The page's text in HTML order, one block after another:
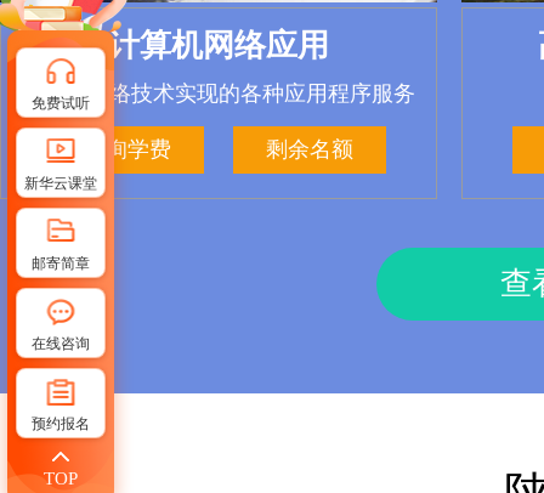
计算机网络应用
计算机网络技术实现的各种应用程序服务
咨询学费 剩余名额
鸿蒙开发与AI技术
信息时代的核心人才
咨询学费 剩余名额
查
免费试听
新华云课堂
邮寄简章
在线咨询
预约报名
TOP